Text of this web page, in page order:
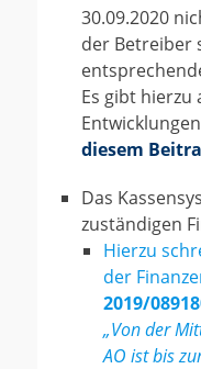
30.09.2020
der Betreiber
Es gibt hierzu
diesem
Das
zuständigen
Hierzu
der
2019/
„Von der
AO ist bis